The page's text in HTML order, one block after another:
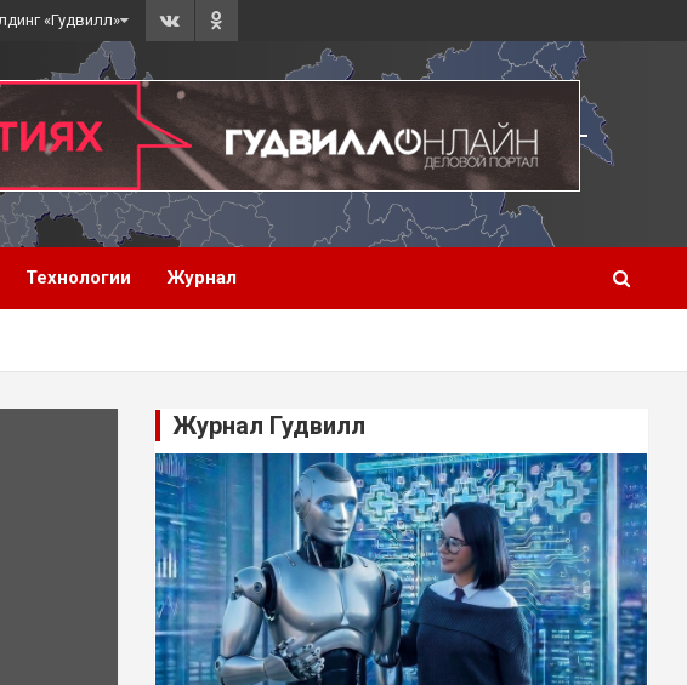
«Гудвилл»
Технологии Журнал
Журнал Гудвилл